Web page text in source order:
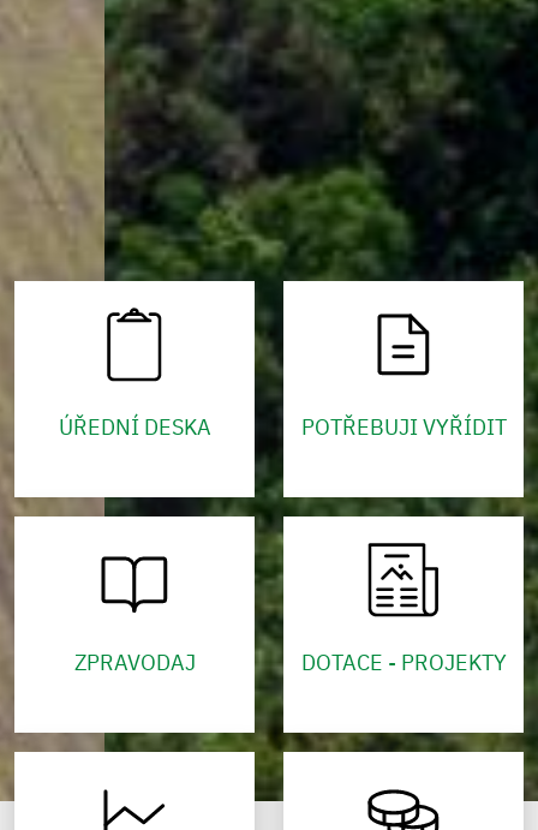
ÚŘEDNÍ DESKA POTŘEBUJI VYŘÍDIT
ZPRAVODAJ DOTACE - PROJEKTY